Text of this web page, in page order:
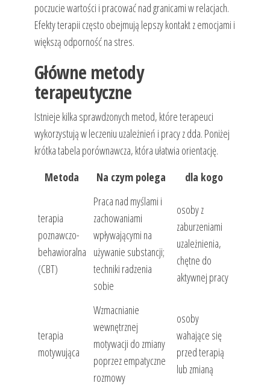
poczucie wartości i pracować nad granicami w relacjach.
Efekty terapii często obejmują lepszy kontakt z emocjami i
większą odporność na stres.
Główne metody
terapeutyczne
Istnieje kilka sprawdzonych metod, które terapeuci
wykorzystują w leczeniu uzależnień i pracy z dda. Poniżej
krótka tabela porównawcza, która ułatwia orientację.
Metoda
Na czym polega dla kogo
terapia
poznawczo-
behawioralna
(CBT)
Praca nad myślami i
zachowaniami
wpływającymi na
używanie substancji;
techniki radzenia
sobie
osoby z
zaburzeniami
uzależnienia,
chętne do
aktywnej pracy
terapia
motywująca
Wzmacnianie
wewnętrznej
motywacji do zmiany
poprzez empatyczne
rozmowy
osoby
wahające się
przed terapią
lub zmianą